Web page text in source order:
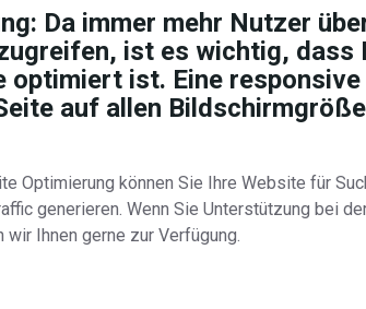
Da immer mehr Nutzer
ist es wichtig, dass
optimiert ist. Eine
auf allen
Optimierung können Sie Ihre Website für
generieren. Wenn Sie Unterstützung bei
Ihnen gerne zur Verfügung.